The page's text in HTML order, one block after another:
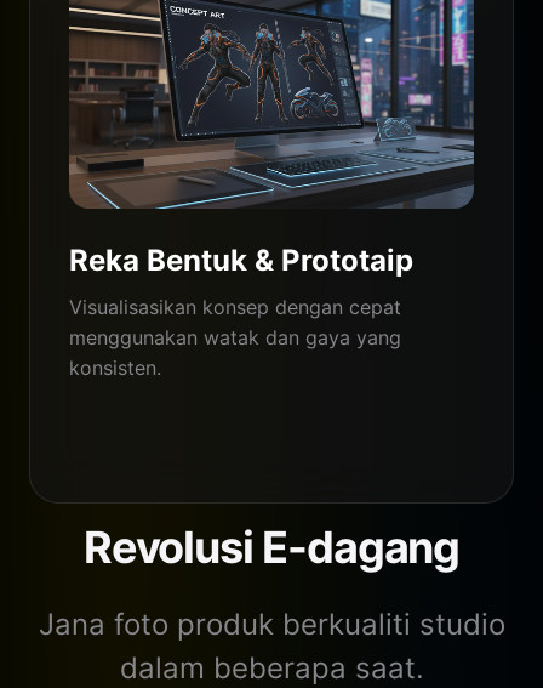
Reka Bentuk & Prototaip
Visualisasikan konsep dengan cepat
menggunakan watak dan gaya yang
konsisten.
Revolusi E-dagang
Jana foto produk berkualiti studio
dalam beberapa saat.